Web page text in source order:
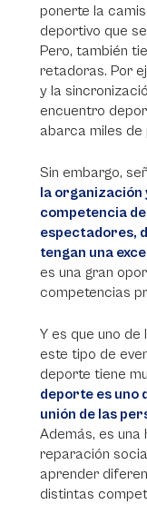
ponerte la
deportivo que
Pero, también
retadoras. Por
y la
encuentro
abarca miles de
Sin embargo,
la organización
competencia
espectadores,
tengan una
es una gran
competencias
Y es que uno de
este tipo de
deporte tiene
deporte es uno
unión de las
Además, es
reparación
aprender
distintas